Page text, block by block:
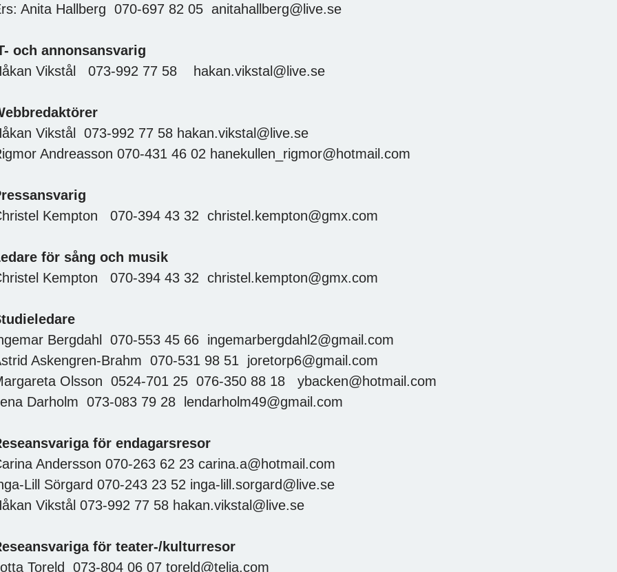
Anita Hallberg 070-697 82 05 anitahallberg@live.se
och annonsansvarig
Vikstål 073-992 77 58 hakan.vikstal@live.se
Vikstål 073-992 77 58 hakan.vikstal@live.se
Andreasson 070-431 46 02 hanekullen_rigmor@hotmail.com
Kempton 070-394 43 32 christel.kempton@gmx.com
för sång och musik
Kempton 070-394 43 32 christel.kempton@gmx.com
Bergdahl 070-553 45 66 ingemarbergdahl2@gmail.com
Askengren-Brahm 070-531 98 51 joretorp6@gmail.com
Olsson 0524-701 25 076-350 88 18 ybacken@hotmail.com
Darholm 073-083 79 28 lendarholm49@gmail.com
för endagarsresor
Andersson 070-263 62 23 carina.a@hotmail.com
Lill Sörgard 070-243 23 52 inga-lill.sorgard@live.se
Vikstål 073-992 77 58 hakan.vikstal@live.se
för teater-/kulturresor
Toreld 073-804 06 07 toreld@telia.com